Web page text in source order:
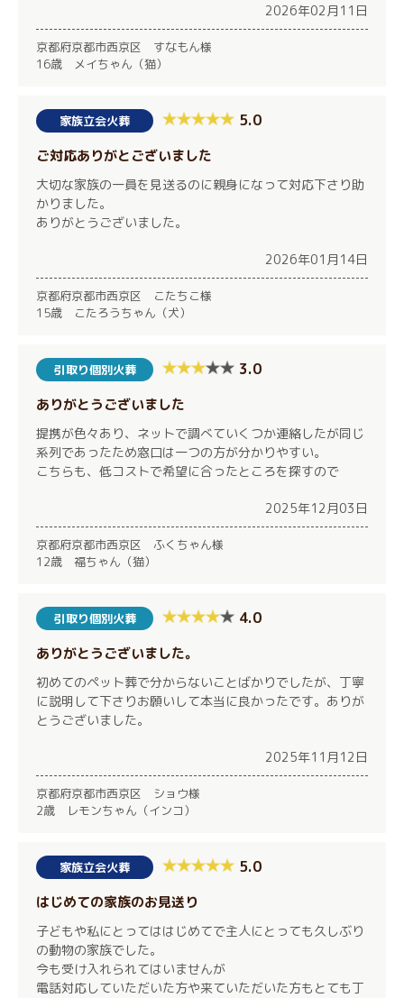
2026年02月11日
京都府京都市西京区 すなもん様
16歳 メイちゃん（猫）
家族立会火葬 5.0
ご対応ありがとございました
大切な家族の一員を見送るのに親身になって対応下さり助
かりました。
ありがとうございました。
2026年01月14日
京都府京都市西京区 こたちこ様
15歳 こたろうちゃん（犬）
引取り個別火葬 3.0
ありがとうございました
提携が色々あり、ネットで調べていくつか連絡したが同じ
系列であったため窓口は一つの方が分かりやすい。
こちらも、低コストで希望に合ったところを探すので
2025年12月03日
京都府京都市西京区 ふくちゃん様
12歳 福ちゃん（猫）
引取り個別火葬 4.0
ありがとうございました。
初めてのペット葬で分からないことばかりでしたが、丁寧
に説明して下さりお願いして本当に良かったです。ありが
とうございました。
2025年11月12日
京都府京都市西京区 ショウ様
2歳 レモンちゃん（インコ）
家族立会火葬 5.0
はじめての家族のお見送り
子どもや私にとってははじめてで主人にとっても久しぶり
の動物の家族でした。
今も受け入れられてはいませんが
電話対応していただいた方や来ていただいた方もとても丁